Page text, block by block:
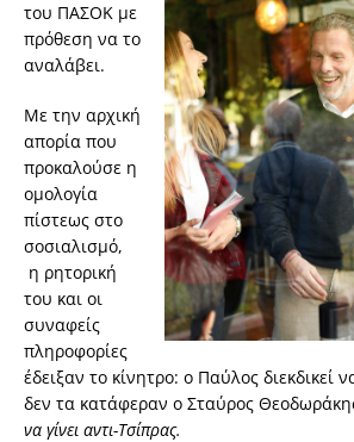
του ΠΑΣΟΚ με
πρόθεση να το
αναλάβει.
Με την αρχική
απορία που
προκαλούσε η
ομολογία
πίστεως στο
σοσιαλισμό,
η ρητορική
του και οι
συναφείς
πληροφορίες
έδειξαν το κίνητρο: ο Παύλος διεκδικεί
δεν τα κατάφεραν ο Σταύρος
να γίνει αντι-Τσίπρας.